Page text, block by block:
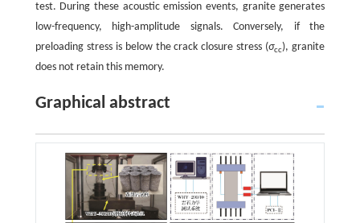
test. During these acoustic emission events, granite generates
low-frequency, high-amplitude signals. Conversely, if the
preloading stress is below the crack closure stress (σcc), granite
does not retain this memory.
Graphical abstract